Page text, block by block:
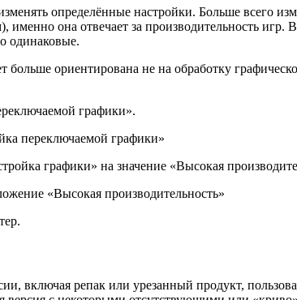
определённые настройки. Больше всего
она отвечает за производительность игр.
одинаковые.
ориентирована не на обработку
графики».
переключаемой графики»
графики» на значение «Высокая
«Высокая производительность»
включая репак или урезанный продукт,